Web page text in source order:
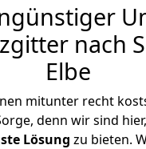
nach
Elbe
mitunter recht
denn wir sind
Lösung zu bieten.